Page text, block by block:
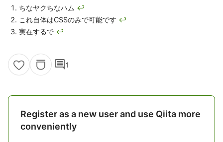
ちなヤクちなハム ↩
これ自体はCSSのみで可能です ↩
実在するで ↩
comment1
Register as a new user and use Qiita more
conveniently